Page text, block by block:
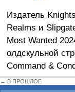
Издатель
Realms и
Most Wanted
олдскульной
Command &
← В ПРОШЛОЕ